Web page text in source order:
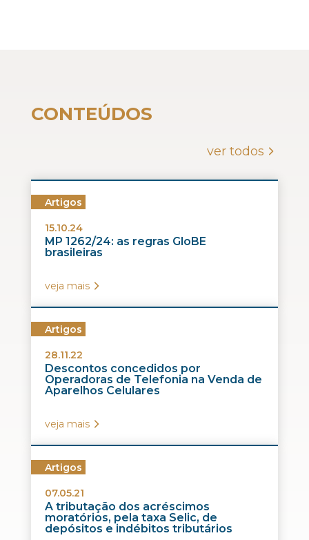
CONTEÚDOS
ver todos
Artigos
15.10.24
MP 1262/24: as regras GloBE
brasileiras
veja mais
Artigos
28.11.22
Descontos concedidos por
Operadoras de Telefonia na Venda de
Aparelhos Celulares
veja mais
Artigos
07.05.21
A tributação dos acréscimos
moratórios, pela taxa Selic, de
depósitos e indébitos tributários